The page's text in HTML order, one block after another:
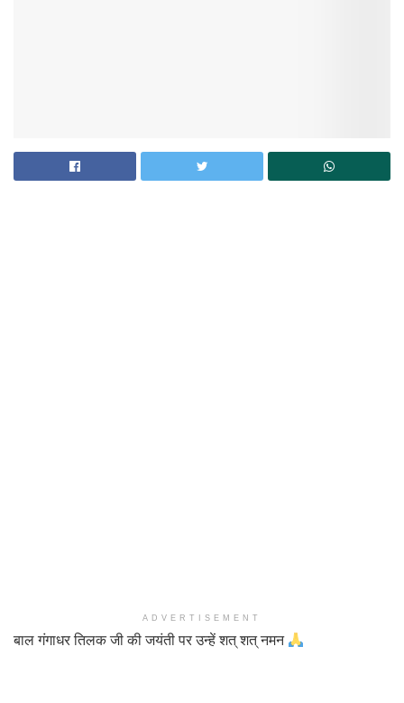
ADVERTISEMENT
बाल गंगाधर तिलक जी की जयंती पर उन्हें शत् शत् नमन